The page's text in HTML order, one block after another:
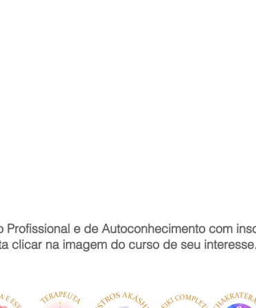
Profissional e de Autoconhecimento com
clicar na imagem do curso de seu interesse.